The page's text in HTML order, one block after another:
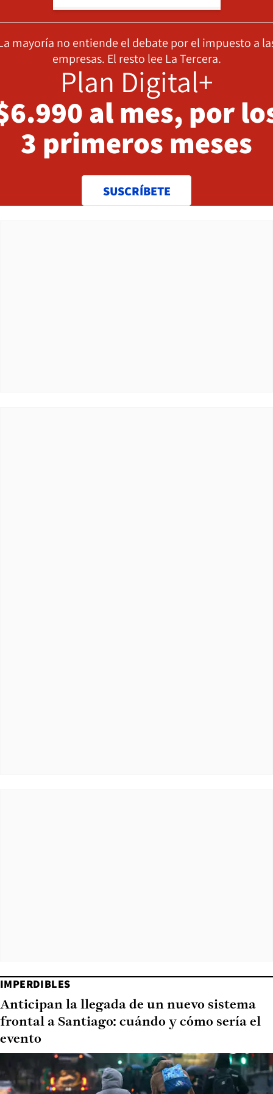
mayoría no entiende el debate por el impuesto a
empresas. El resto lee La Tercera.
Plan Digital+
al mes, por
3 primeros meses
SUSCRÍBETE
IMPERDIBLES
Anticipan la llegada de un nuevo sistema
frontal a Santiago: cuándo y cómo sería el
evento